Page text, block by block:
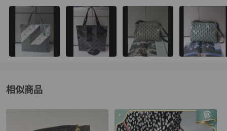
相似商品
更多相似Chanel女包推薦精品